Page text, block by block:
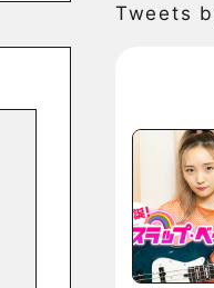
Tweets